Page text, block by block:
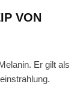
VON
Er gilt als